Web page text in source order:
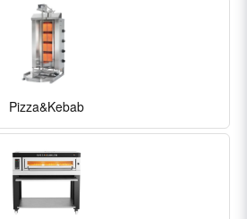
Pizza&Kebab